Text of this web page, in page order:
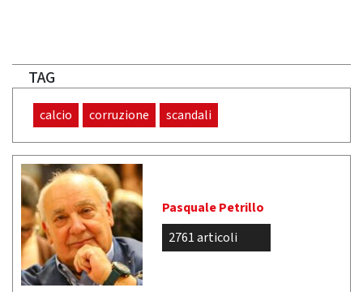
TAG
calcio corruzione scandali
Pasquale Petrillo
2761 articoli